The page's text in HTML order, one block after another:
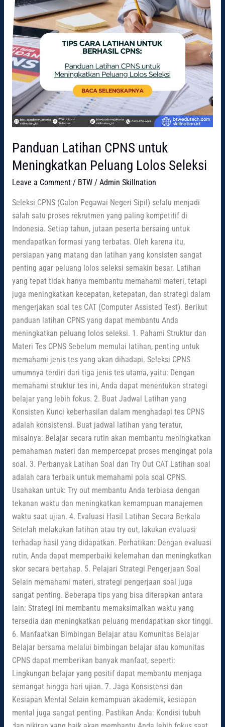
Panduan Latihan CPNS untuk
Meningkatkan Peluang Lolos Seleksi
Leave a Comment / BTW/ Admin Skillnation
Seleksi CPNS (Calon Pegawai Negeri Sipil) selalu menjadi
salah satu proses rekrutmen yang paling kompetitif di
Indonesia. Setiap tahun, jutaan peserta bersaing untuk
mendapatkan formasi yang terbatas. Oleh karena itu,
persiapan yang matang dan latihan yang konsisten sangat
penting agar peluang lolos seleksi semakin besar. Latihan
yang tepat tidak hanya membantu memahami materi, tetapi
juga meningkatkan kecepatan, ketepatan, dan strategi dalam
mengerjakan soal tes CAT (Computer Assisted Test). Berikut
panduan latihan CPNS yang dapat membantu Anda
meningkatkan peluang lolos seleksi. 1. Pahami Struktur dan
Materi Tes CPNS Sebelum memulai latihan, penting untuk
memahami jenis tes yang akan dihadapi. Seleksi CPNS
umumnya terdiri dari tiga jenis tes utama, yaitu: Dengan
memahami struktur tes ini, Anda dapat menentukan strategi
belajar yang lebih fokus. 2. Buat Jadwal Latihan yang
Konsisten Kunci keberhasilan dalam menghadapi tes CPNS
adalah konsistensi. Buat jadwal latihan yang teratur,
misalnya: Belajar secara rutin akan membantu meningkatkan
pemahaman materi dan mempercepat proses mengingat pola
soal. 3. Perbanyak Latihan Soal dan Try Out CAT Latihan soal
adalah cara terbaik untuk memahami pola soal CPNS.
Usahakan untuk: Try out membantu Anda terbiasa dengan
tekanan waktu dan meningkatkan kemampuan manajemen
waktu saat ujian. 4. Evaluasi Hasil Latihan Secara Berkala
Setelah melakukan latihan atau try out, lakukan evaluasi
terhadap hasil yang didapatkan. Perhatikan: Dengan evaluasi
rutin, Anda dapat memperbaiki kelemahan dan meningkatkan
skor secara bertahap. 5. Pelajari Strategi Pengerjaan Soal
Selain memahami materi, strategi pengerjaan soal juga
sangat penting. Beberapa tips yang bisa diterapkan antara
lain: Strategi ini membantu memaksimalkan waktu yang
tersedia dan meningkatkan peluang mendapatkan skor tinggi.
6. Manfaatkan Bimbingan Belajar atau Komunitas Belajar
Belajar bersama melalui bimbingan belajar atau komunitas
CPNS dapat memberikan banyak manfaat, seperti:
Lingkungan belajar yang positif dapat membantu menjaga
semangat hingga hari ujian. 7. Jaga Konsistensi dan
Kesiapan Mental Selain kemampuan akademik, kesiapan
mental juga sangat penting. Pastikan Anda: Kondisi tubuh